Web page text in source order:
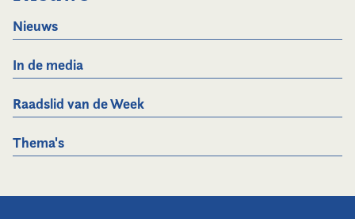
Nieuws
In de media
Raadslid van de Week
Thema's